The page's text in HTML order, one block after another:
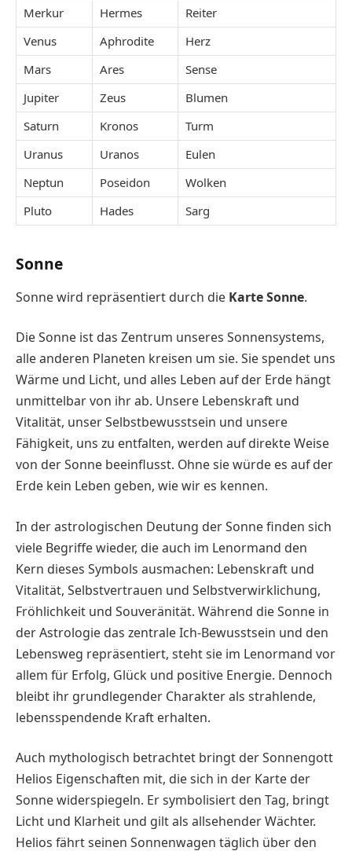
Merkur
Hermes
Reiter
Venus
Aphrodite
Herz
Mars
Ares
Sense
Jupiter
Zeus
Blumen
Saturn
Kronos
Turm
Uranus
Uranos
Eulen
Neptun
Poseidon
Wolken
Pluto
Hades Sarg
Sonne
Sonne wird repräsentiert durch die Karte Sonne.
Die Sonne ist das Zentrum unseres Sonnensystems,
alle anderen Planeten kreisen um sie. Sie spendet uns
Wärme und Licht, und alles Leben auf der Erde hängt
unmittelbar von ihr ab. Unsere Lebenskraft und
Vitalität, unser Selbstbewusstsein und unsere
Fähigkeit, uns zu entfalten, werden auf direkte Weise
von der Sonne beeinflusst. Ohne sie würde es auf der
Erde kein Leben geben, wie wir es kennen.
In der astrologischen Deutung der Sonne finden sich
viele Begriffe wieder, die auch im Lenormand den
Kern dieses Symbols ausmachen: Lebenskraft und
Vitalität, Selbstvertrauen und Selbstverwirklichung,
Fröhlichkeit und Souveränität. Während die Sonne in
der Astrologie das zentrale Ich-Bewusstsein und den
Lebensweg repräsentiert, steht sie im Lenormand vor
allem für Erfolg, Glück und positive Energie. Dennoch
bleibt ihr grundlegender Charakter als strahlende,
lebensspendende Kraft erhalten.
Auch mythologisch betrachtet bringt der Sonnengott
Helios Eigenschaften mit, die sich in der Karte der
Sonne widerspiegeln. Er symbolisiert den Tag, bringt
Licht und Klarheit und gilt als allsehender Wächter.
Helios fährt seinen Sonnenwagen täglich über den